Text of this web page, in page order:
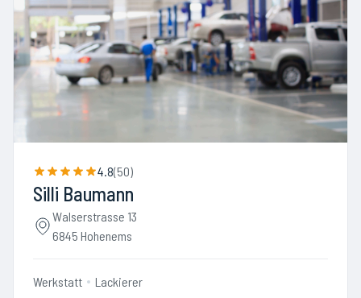
4.8(50)
Silli Baumann
Walserstrasse 13
6845 Hohenems
Werkstatt Lackierer